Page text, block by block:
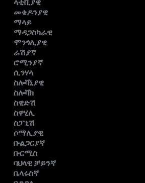
ላቲቪያዊ
መቄዶንያዊ
ማላይ
ማዳጋስካራዊ
ሞንጎሊያዊ
ራሽያኛ
ሮሚንያኛ
ሲንሃላ
ስሎቫኒያዊ
ስሎቫክ
ስዊድሽ
ስዋሂሊ
ስፓኒሽ
ሶማሊያዊ
ቡልጋርያኛ
ቡርሚስ
ባህላዊ ቻይንኛ
ቤላሩስኛ